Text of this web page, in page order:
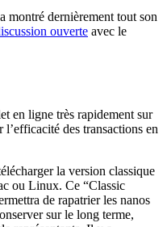
montré dernièrement tout son
ouverte avec le
en ligne très rapidement sur
l’efficacité des transactions en
la version classique
ou Linux. Ce “Classic
de rapatrier les nanos
sur le long terme,